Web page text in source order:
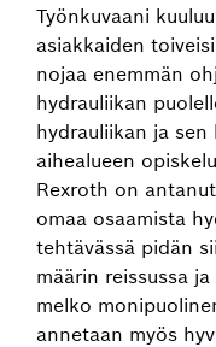
Työnkuvaani
asiakkaiden
nojaa enemmän
hydrauliikan
hydrauliikan ja
aihealueen
Rexroth on
omaa osaamista
tehtävässä pidän
määrin reissussa
melko
annetaan myös